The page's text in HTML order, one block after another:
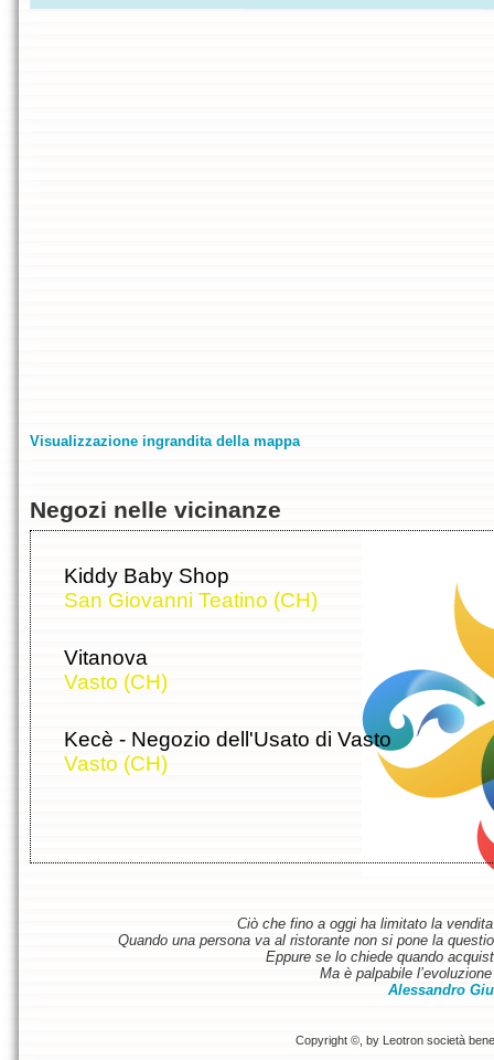
Visualizzazione ingrandita della mappa
Negozi nelle vicinanze
Kiddy Baby Shop
San Giovanni Teatino (CH)
Vitanova
Vasto (CH)
Kecè - Negozio dell'Usato di Vasto
Vasto (CH)
Ciò che fino a oggi ha limitato la
Quando una persona va al ristorante non si pone la
Eppure se lo chiede quando
Ma è palpabile
Alessandro
Copyright ©, by Leotron società